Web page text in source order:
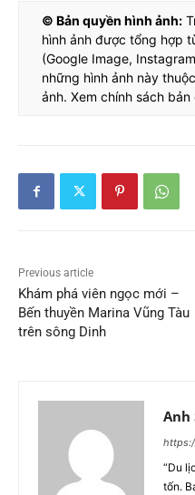
© Bản quyền hình ảnh:
hình ảnh được tổng hợp
(Google Image,
những hình ảnh này
ảnh. Xem chính sách bản
Previous article
Khám phá viên ngọc mới –
Bến thuyền Marina Vũng Tàu
trên sông Dinh
Anh
“Du
tốn.